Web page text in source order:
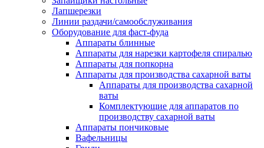
Лапшерезки
Линии раздачи/самообслуживания
Оборудование для фаст-фуда
Аппараты блинные
Аппараты для нарезки картофеля спиралью
Аппараты для попкорна
Аппараты для производства сахарной ваты
Аппараты для производства сахарной
ваты
Комплектующие для аппаратов по
производству сахарной ваты
Аппараты пончиковые
Вафельницы